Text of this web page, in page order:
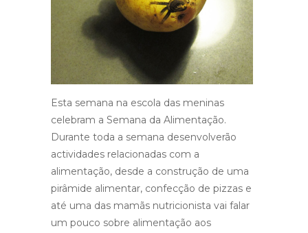
Esta semana na escola das meninas
celebram a Semana da Alimentação.
Durante toda a semana desenvolverão
actividades relacionadas com a
alimentação, desde a construção de uma
pirâmide alimentar, confecção de pizzas e
até uma das mamãs nutricionista vai falar
um pouco sobre alimentação aos